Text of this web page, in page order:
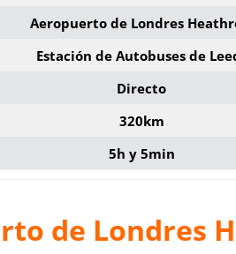
Aeropuerto de Londres
Estación de Autobuses de
Directo
320km
5h y 5min
de Londres